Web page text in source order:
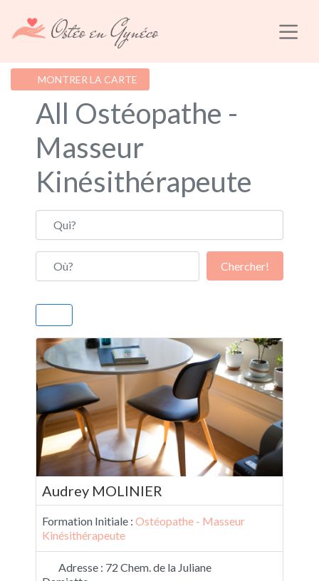
MONTRER LA CARTE
All Ostéopathe -
Masseur
Kinésithérapeute
Qui?
Où?
Chercher!
Audrey MOLINIER
Formation Initiale : Ostéopathe - Masseur
Kinésithérapeute
Adresse : 72 Chem. de la Juliane